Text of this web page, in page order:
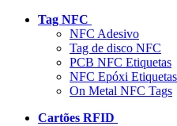
Tag NFC
NFC Adesivo
Tag de disco NFC
PCB NFC Etiquetas
NFC Epóxi Etiquetas
On Metal NFC Tags
Cartões RFID